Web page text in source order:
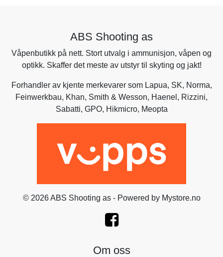
ABS Shooting as
Våpenbutikk på nett. Stort utvalg i ammunisjon, våpen og
optikk. Skaffer det meste av utstyr til skyting og jakt!
Forhandler av kjente merkevarer som Lapua, SK, Norma,
Feinwerkbau, Khan, Smith & Wesson, Haenel , Rizzini,
Sabatti, GPO, Hikmicro, Meopta
© 2026 ABS Shooting as - Powered by Mystore.no
Om oss